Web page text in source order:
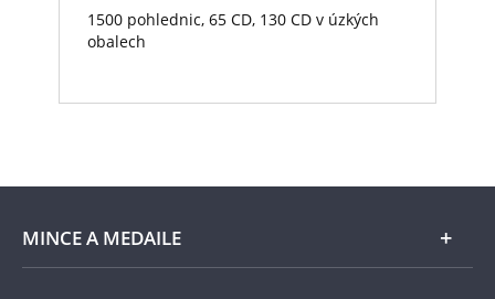
1500 pohlednic, 65 CD, 130 CD v úzkých
obalech
MINCE A MEDAILE